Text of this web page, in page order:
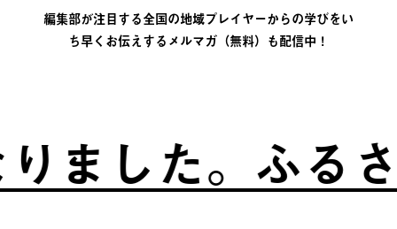
編集部が注目する全国の地域プレイヤーからの学びをい
ち早くお伝えするメルマガ（無料）も配信中！
。ふるさとは、